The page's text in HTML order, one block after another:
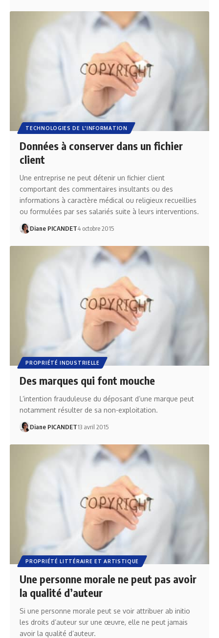
TECHNOLOGIES DE L'INFORMATION
Données à conserver dans un fichier
client
Une entreprise ne peut détenir un fichier client
comportant des commentaires insultants ou des
informations à caractère médical ou religieux recueillies
ou formulées par ses salariés suite à leurs interventions.
Diane PICANDET4 octobre 2015
PROPRIÉTÉ INDUSTRIELLE
Des marques qui font mouche
L’intention frauduleuse du déposant d’une marque peut
notamment résulter de sa non-exploitation.
Diane PICANDET13 avril 2015
PROPRIÉTÉ LITTÉRAIRE ET ARTISTIQUE
Une personne morale ne peut pas avoir
la qualité d’auteur
Si une personne morale peut se voir attribuer ab initio
les droits d’auteur sur une œuvre, elle ne peut jamais
avoir la qualité d’auteur.